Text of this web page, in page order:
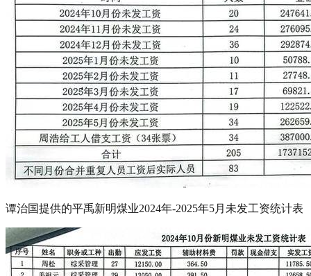
谭治国提供的平禹新明煤业2024年-2025年5月未发工资统计表